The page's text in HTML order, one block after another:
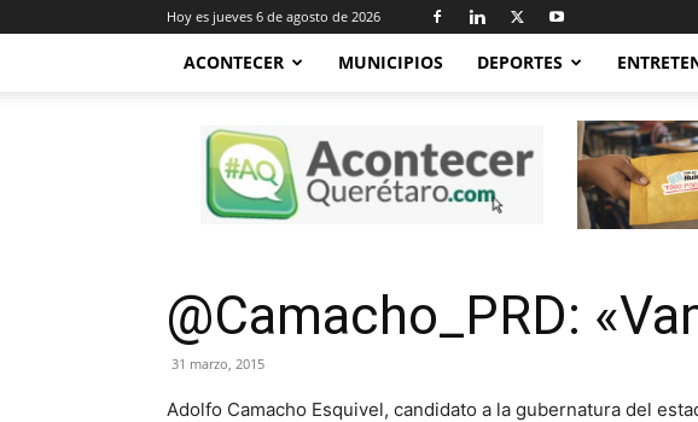
Hoy es jueves 6 de agosto de 2026
ACONTECER MUNICIPIOS DEPORTES
Acontecer
Querétaro
@Camacho_PRD:
31 marzo, 2015
Adolfo Camacho Esquivel, candidato a la gubernatura del